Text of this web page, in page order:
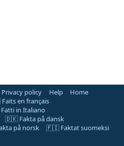
Privacy policy Help
Home
en français
in Italiano
🇩🇰 Fakta på dansk
på norsk
🇫🇮 Faktat suomeksi